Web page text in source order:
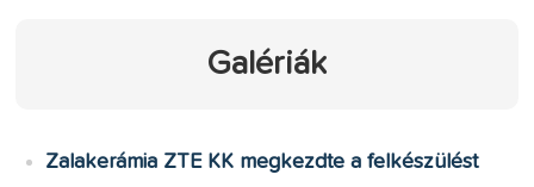
Galériák
Zalakerámia ZTE KK megkezdte a felkészülést